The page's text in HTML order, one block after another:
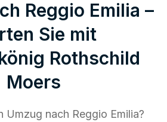
Reggio Emilia –
Sie mit
Rothschild
Moers
Umzug nach Reggio Emilia?